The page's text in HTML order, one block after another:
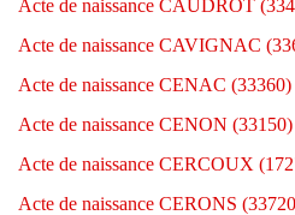
Acte de naissance CAUDROT
Acte de naissance CAVIGNAC
Acte de naissance CENAC (33360)
Acte de naissance CENON (33150)
Acte de naissance CERCOUX
Acte de naissance CERONS